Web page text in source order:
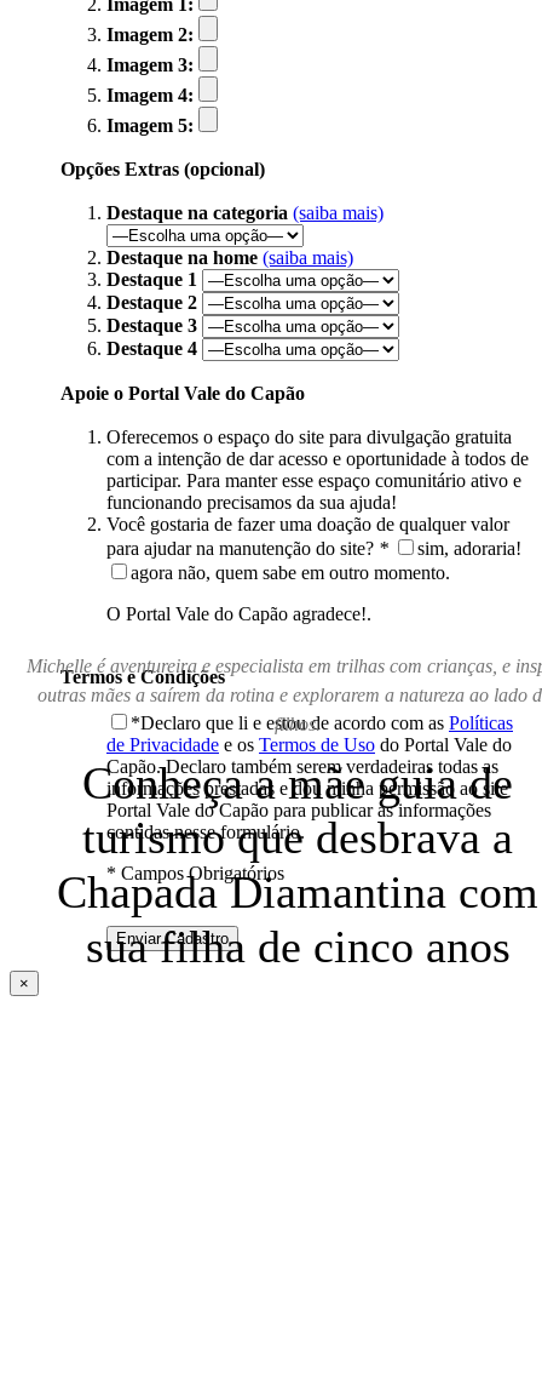
Michelle é aventureira e especialista em trilhas com crianças, e
outras mães a saírem da rotina e explorarem a natureza ao lado
filhos.
Conheça a mãe guia de
turismo que desbrava a
Chapada Diamantina com
sua filha de cinco anos
Imagem 2:
Imagem 3:
Imagem 4:
Imagem 5:
Opções Extras (opcional)
Destaque na categoria (saiba mais)
Destaque na home (saiba mais)
Destaque 1
Destaque 2
Destaque 3
Destaque 4
Apoie o Portal Vale do Capão
Oferecemos o espaço do site para divulgação gratuita
com a intenção de dar acesso e oportunidade à todos de
participar. Para manter esse espaço comunitário ativo e
funcionando precisamos da sua ajuda!
Você gostaria de fazer uma doação de qualquer valor
para ajudar na manutenção do site? *
sim, adoraria!
agora não, quem sabe em outro momento.
O Portal Vale do Capão agradece!.
Termos e Condições
*Declaro que li e estou de acordo com as Políticas
de Privacidade e os Termos de Uso do Portal Vale do
Capão. Declaro também serem verdadeiras todas as
informações prestadas e dou minha permissão ao site
Portal Vale do Capão para publicar as informações
contidas nesse formulário.
* Campos Obrigatórios
×